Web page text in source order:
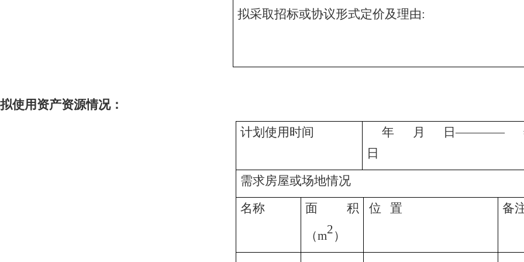
拟采取招标或协议形式定价及理由:
拟使用资产资源情况：
计划 使用时间
年 月 日————
日
需求房屋或场地情况
名称
面积
（m2）
位 置 备